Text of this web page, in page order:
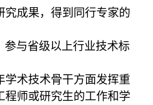
究成果，得到同行专家的
与省级以上行业技术标
术技术骨干方面发挥重
程师或研究生的工作和学